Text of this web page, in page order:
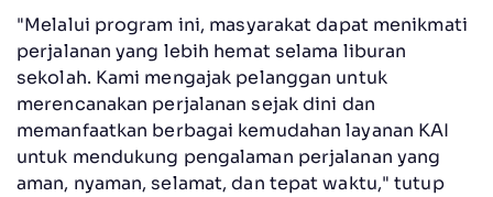
"Melalui program ini, masyarakat dapat menikmati
perjalanan yang lebih hemat selama liburan
sekolah. Kami mengajak pelanggan untuk
merencanakan perjalanan sejak dini dan
memanfaatkan berbagai kemudahan layanan KAI
untuk mendukung pengalaman perjalanan yang
aman, nyaman, selamat, dan tepat waktu," tutup